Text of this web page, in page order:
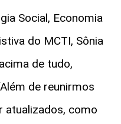
Social, Economia
do MCTI, Sônia
de tudo,
de reunirmos
atualizados, como